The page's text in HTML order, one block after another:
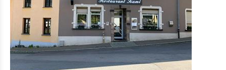
Eat & Sleep
Restauration
Petite restauration
Hébergements avec restauration